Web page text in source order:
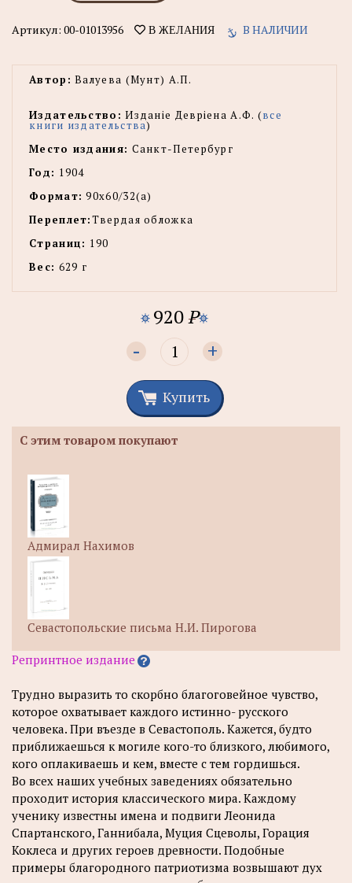
Артикул: 00-01013956 В ЖЕЛАНИЯ В НАЛИЧИИ
Автор: Валуева (Мунт) А.П.
Издательство: Изданiе Деврiена А.Ф. (все
книги издательства)
Место издания: Санкт-Петербург
Год: 1904
Формат: 90x60/32(а)
Переплет:Твердая обложка
Страниц: 190
Вес: 629 г
920P
- +
Купить
С этим товаром покупают
Адмирал Нахимов
Севастопольские письма Н.И. Пирогова
Репринтное издание
Трудно выразить то скорбно благоговейное чувство,
которое охватывает каждого истинно- русского
человека. При въезде в Севастополь. Кажется, будто
приближаешься к могиле кого-то близкого, любимого,
кого оплакиваешь и кем, вместе с тем гордишься.
Во всех наших учебных заведениях обязательно
проходит история классического мира. Каждому
ученику известны имена и подвиги Леонида
Спартанского, Ганнибала, Муция Сцеволы, Горация
Коклеса и других героев древности. Подобные
примеры благородного патриотизма возвышают дух